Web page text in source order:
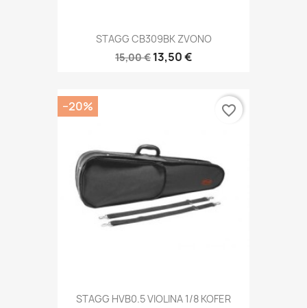
STAGG CB309BK ZVONO
15,00 € 13,50 €
STAGG HVB0.5 VIOLINA 1/8 KOFER
−20% favorite_border